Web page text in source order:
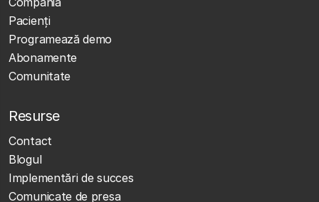
Pacienți
Programează demo
Abonamente
Comunitate
Resurse
Contact
Blogul
Implementări de succes
Comunicate de presa